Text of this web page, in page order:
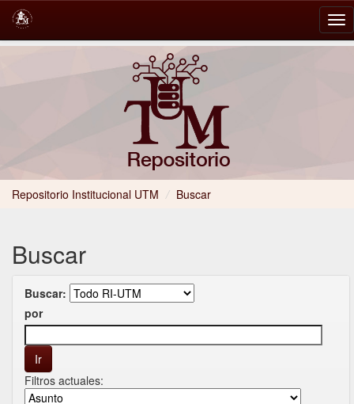
Repositorio Institucional UTM / Buscar
Buscar
Buscar:
por
Filtros actuales: